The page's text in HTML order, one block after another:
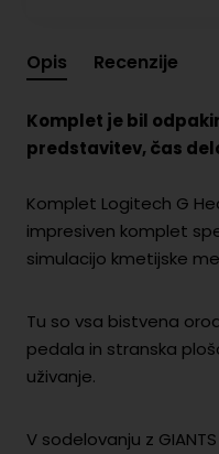
Opis Recenzije
Komplet je bil
predstavitev, čas
Komplet Logitech G
impresiven komplet
simulacijo kmetijske
Tu so vsa bistvena
pedala in stranska
uživanje.
V sodelovanju z